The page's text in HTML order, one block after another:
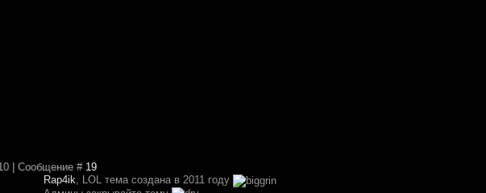
| Сообщение # 19
Rap4ik, LOL тема создана в 2011 году